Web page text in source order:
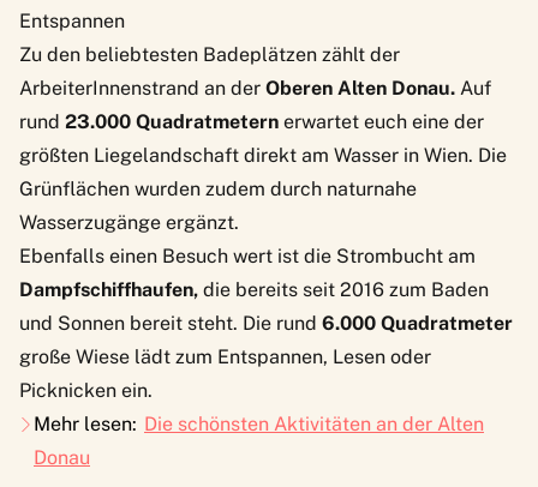
Entspannen
Zu den beliebtesten Badeplätzen zählt der
ArbeiterInnenstrand an der Oberen Alten Donau. Auf
rund 23.000 Quadratmetern erwartet euch eine der
größten Liegelandschaft direkt am Wasser in Wien. Die
Grünflächen wurden zudem durch naturnahe
Wasserzugänge ergänzt.
Ebenfalls einen Besuch wert ist die Strombucht am
Dampfschiffhaufen, die bereits seit 2016 zum Baden
und Sonnen bereit steht. Die rund 6.000 Quadratmeter
große Wiese lädt zum Entspannen, Lesen oder
Picknicken ein.
Mehr lesen: Die schönsten Aktivitäten an der Alten
Donau